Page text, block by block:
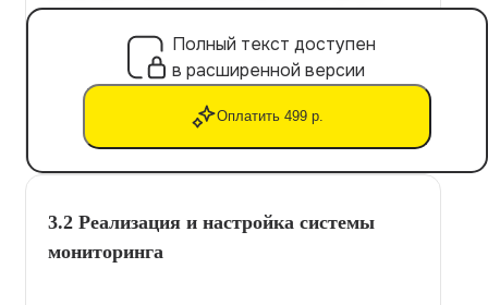
Полный текст доступен
в расширенной версии
Оплатить 499 р.
3.2 Реализация и настройка системы
мониторинга